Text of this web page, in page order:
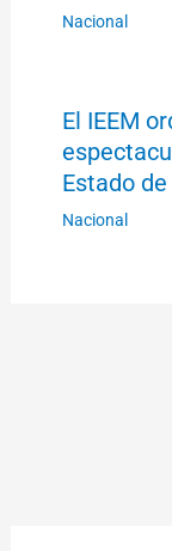
Nacional
El IEEM
Estado
Nacional